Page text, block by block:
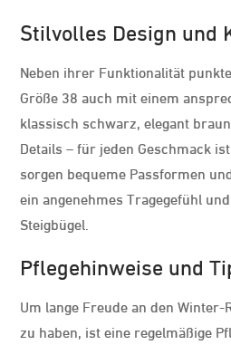
Stilvolles Design und
Neben ihrer Funktionalität
Größe 38 auch mit einem
klassisch schwarz, elegant
Details – für jeden Geschmack
sorgen bequeme Passformen
ein angenehmes Tragegefühl
Steigbügel.
Pflegehinweise und
Um lange Freude an den
zu haben, ist eine regelmäßige